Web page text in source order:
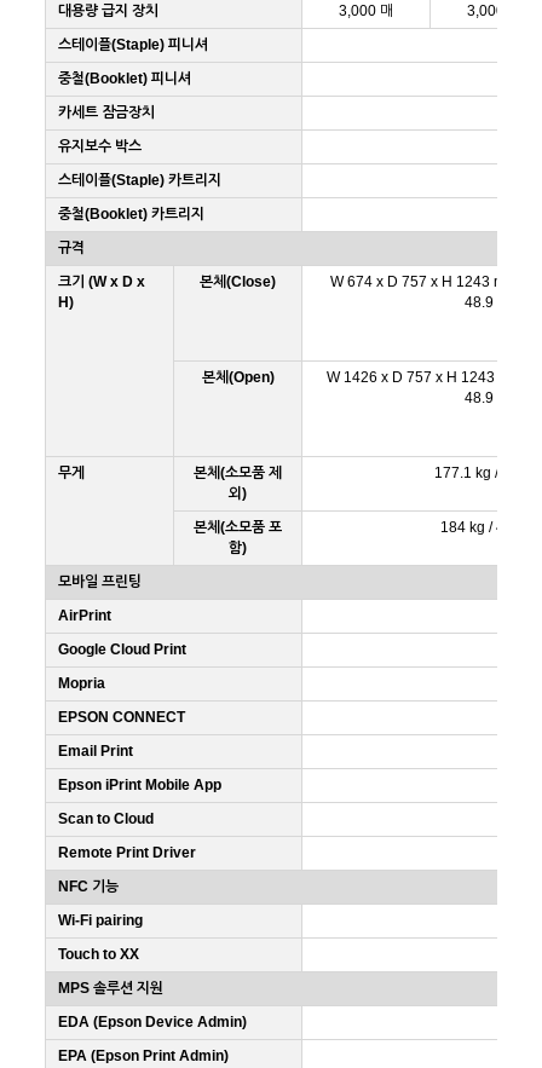
대용량 급지 장치
3,000 매
3,000 매
스테이플(Staple) 피니셔
중철(Booklet) 피니셔
카세트 잠금장치
유지보수 박스
스테이플(Staple) 카트리지
중철(Booklet) 카트리지
규격
크기 (W x D x
H)
본체(Close)
W 674 x D 757 x H 1243 mm /
48.9 inch
본체(Open)
W 1426 x D 757 x H 1243 mm /
48.9 inch
무게
본체(소모품 제
외)
177.1 kg /
본체(소모품 포
함)
184 kg / 405.7
모바일 프린팅
AirPrint
Google Cloud Print
Mopria
EPSON CONNECT
Email Print
Epson iPrint Mobile App
Scan to Cloud
Remote Print Driver
NFC 기능
Wi-Fi pairing
Touch to XX
MPS 솔루션 지원
EDA (Epson Device Admin)
EPA (Epson Print Admin)